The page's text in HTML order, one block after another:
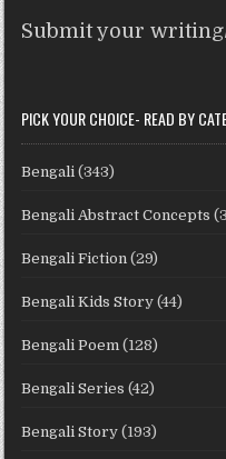
Submit your
PICK YOUR CHOICE- READ BY
Bengali (343)
Bengali Abstract Concepts
Bengali Fiction (29)
Bengali Kids Story (44)
Bengali Poem (128)
Bengali Series (42)
Bengali Story (193)